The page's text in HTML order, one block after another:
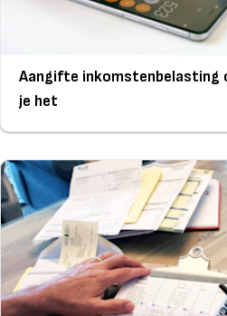
Aangifte inkomstenbelasting
je het